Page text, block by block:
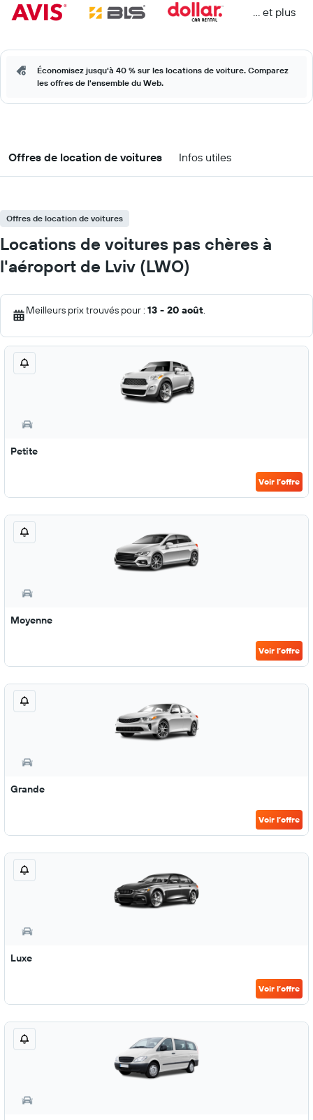
… et plus
Économisez jusqu'à 40 % sur les locations de voiture. Comparez
les offres de l'ensemble du Web.
Offres de location de voitures Infos utiles
Offres de location de voitures
Locations de voitures pas chères à
l'aéroport de Lviv (LWO)
Meilleurs prix trouvés pour : 13 - 20 août.
Petite
Voir l’offre
Moyenne
Voir l’offre
Grande
Voir l’offre
Luxe
Voir l’offre